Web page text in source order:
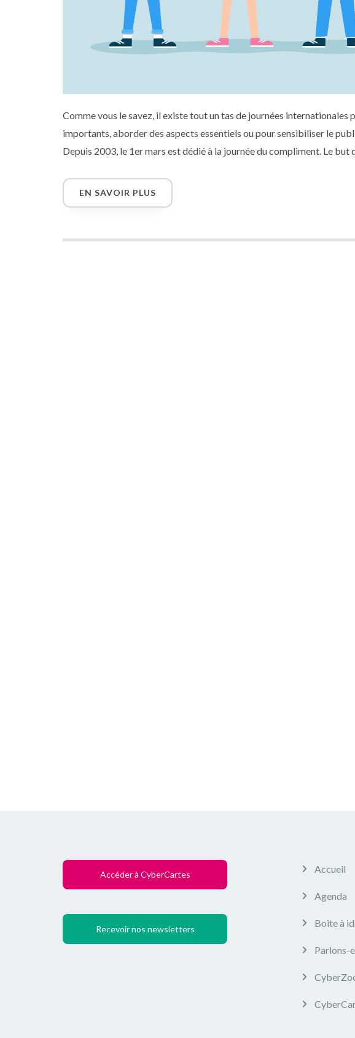
Comme vous le savez, il existe tout un tas de journées internationales
importants, aborder des aspects essentiels ou pour sensibiliser le
Depuis 2003, le 1er mars est dédié à la journée du compliment. Le but
EN SAVOIR PLUS
Accéder à CyberCartes
Recevoir nos newsletters
Accueil
Agenda
Boite à
Parlons-